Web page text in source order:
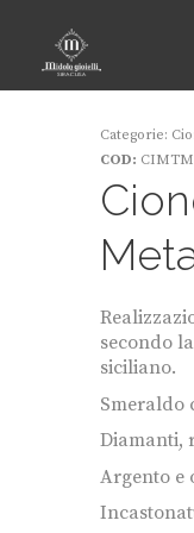
Categorie:
COD:
secondo
siciliano.
Smeraldo
Diamanti,
Argento e